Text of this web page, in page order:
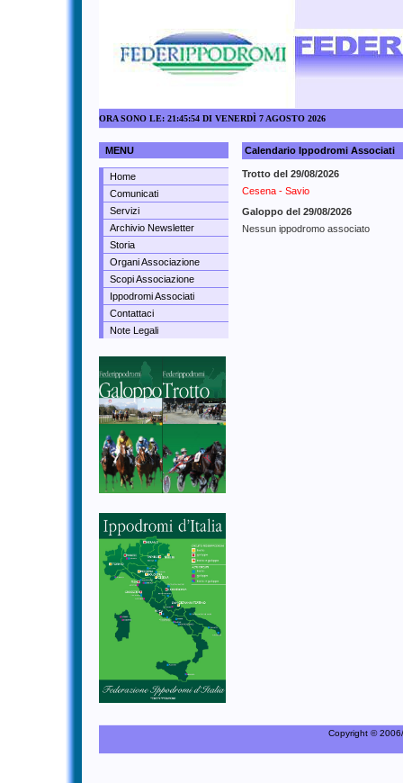
ORA SONO LE: 21:45:54 DI VENERDÌ 7 AGOSTO 2026
MENU
Home
Comunicati
Servizi
Archivio Newsletter
Storia
Organi Associazione
Scopi Associazione
Ippodromi Associati
Contattaci
Note Legali
Calendario Ippodromi Associati
Trotto del 29/08/2026
Cesena - Savio
Galoppo del 29/08/2026
Nessun ippodromo associato
Copyright ©